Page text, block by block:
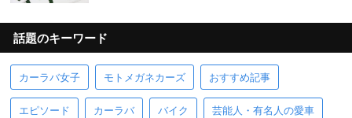
話題のキーワード
カーラバ女子 モトメガネカーズ おすすめ記事
エピソード カーラバ バイク 芸能人・有名人の愛車